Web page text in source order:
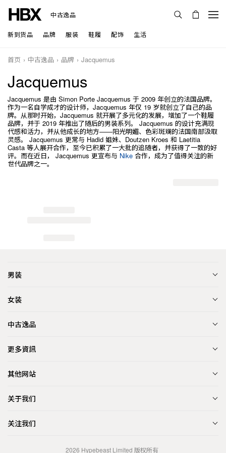
中古逸品
新到货品 品牌 服装 鞋履 配饰 生活
首页 中古逸品 品牌 Jacquemus
Jacquemus
Jacquemus 是由 Simon Porte Jacquemus 于 2009 年创立的法国品牌。
作为一名自学成才的设计师，Jacquemus 年仅 19 岁就创立了自己的品
牌。从那时开始，Jacquemus 就开展了多元化的发展，增加了一个鞋履
品牌，并于 2019 年推出了随后的男装系列。 Jacquemus 的设计充满现
代感和活力，并从他成长的地方——阳光明媚、色彩斑斓的法国南部汲取
灵感。 Jacquemus 更常与 Hadid 姐妹、Doutzen Kroes 和 Laetitia
Casta 等人展开合作，至今已积累了一大批的追随者，并获得了一致的好
评。而在近日， Jacquemus 更宣布与 Nike 合作，成为了值得关注的新
世代品牌之一。
男装
女装
中古逸品
更多資訊
其他网站
关于我们
关注我们
2026 Hypebeast Limited 版权所有